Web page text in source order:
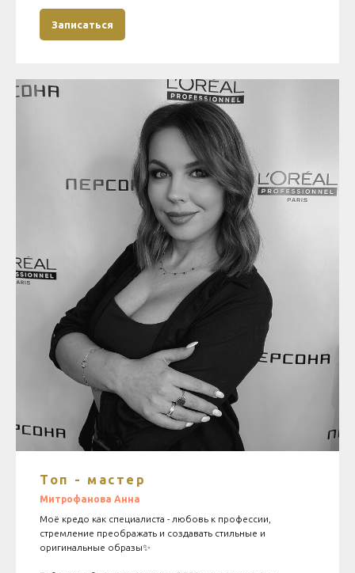
Записаться
Топ - мастер
Митрофанова Анна
Моё кредо как специалиста - любовь к профессии,
стремление преображать и создавать стильные и
оригинальные образы✨